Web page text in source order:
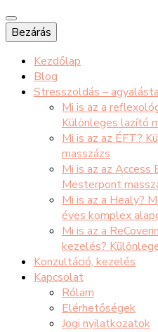
Bezárás
Kezdőlap
Blog
Stresszoldás –
Mi is az a
Különleges lazító
Mi is az az ÉFT?
masszázs
Mi is az az
Mesterpont
Mi is az a Healy?
éves komplex
Mi is az a
kezelés?
Konzultáció, kezelés
Kapcsolat
Rólam
Elérhetőségek
Jogi nyilatkozatok